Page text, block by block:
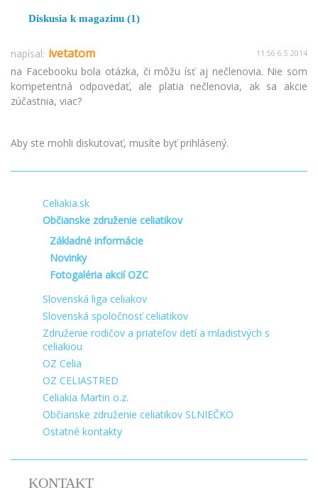
Diskusia k magazinu (1)
napísal: ivetatom 11:56 6.5.2014
na Facebooku bola otázka, či môžu ísť aj nečlenovia. Nie som
kompetentná odpovedať, ale platia nečlenovia, ak sa akcie
zúčastnia, viac?
Aby ste mohli diskutovať, musíte byť prihlásený.
Celiakia.sk
Občianske združenie celiatikov
Základné informácie
Novinky
Fotogaléria akcií OZC
Slovenská liga celiakov
Slovenská spoločnosť celiatikov
Združenie rodičov a priateľov detí a mladistvých s
celiakiou
OZ Celia
OZ CELIASTRED
Celiakia Martin o.z.
Občianske združenie celiatikov SLNIEČKO
Ostatné kontakty
KONTAKT